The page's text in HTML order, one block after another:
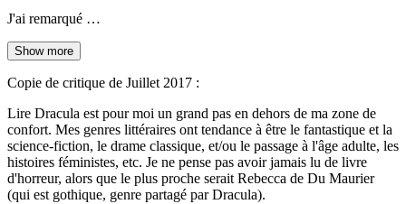
J'ai remarqué …
Show more
Copie de critique de Juillet 2017 :
Lire Dracula est pour moi un grand pas en dehors de ma zone de
confort. Mes genres littéraires ont tendance à être le fantastique et la
science-fiction, le drame classique, et/ou le passage à l'âge adulte, les
histoires féministes, etc. Je ne pense pas avoir jamais lu de livre
d'horreur, alors que le plus proche serait Rebecca de Du Maurier
(qui est gothique, genre partagé par Dracula).